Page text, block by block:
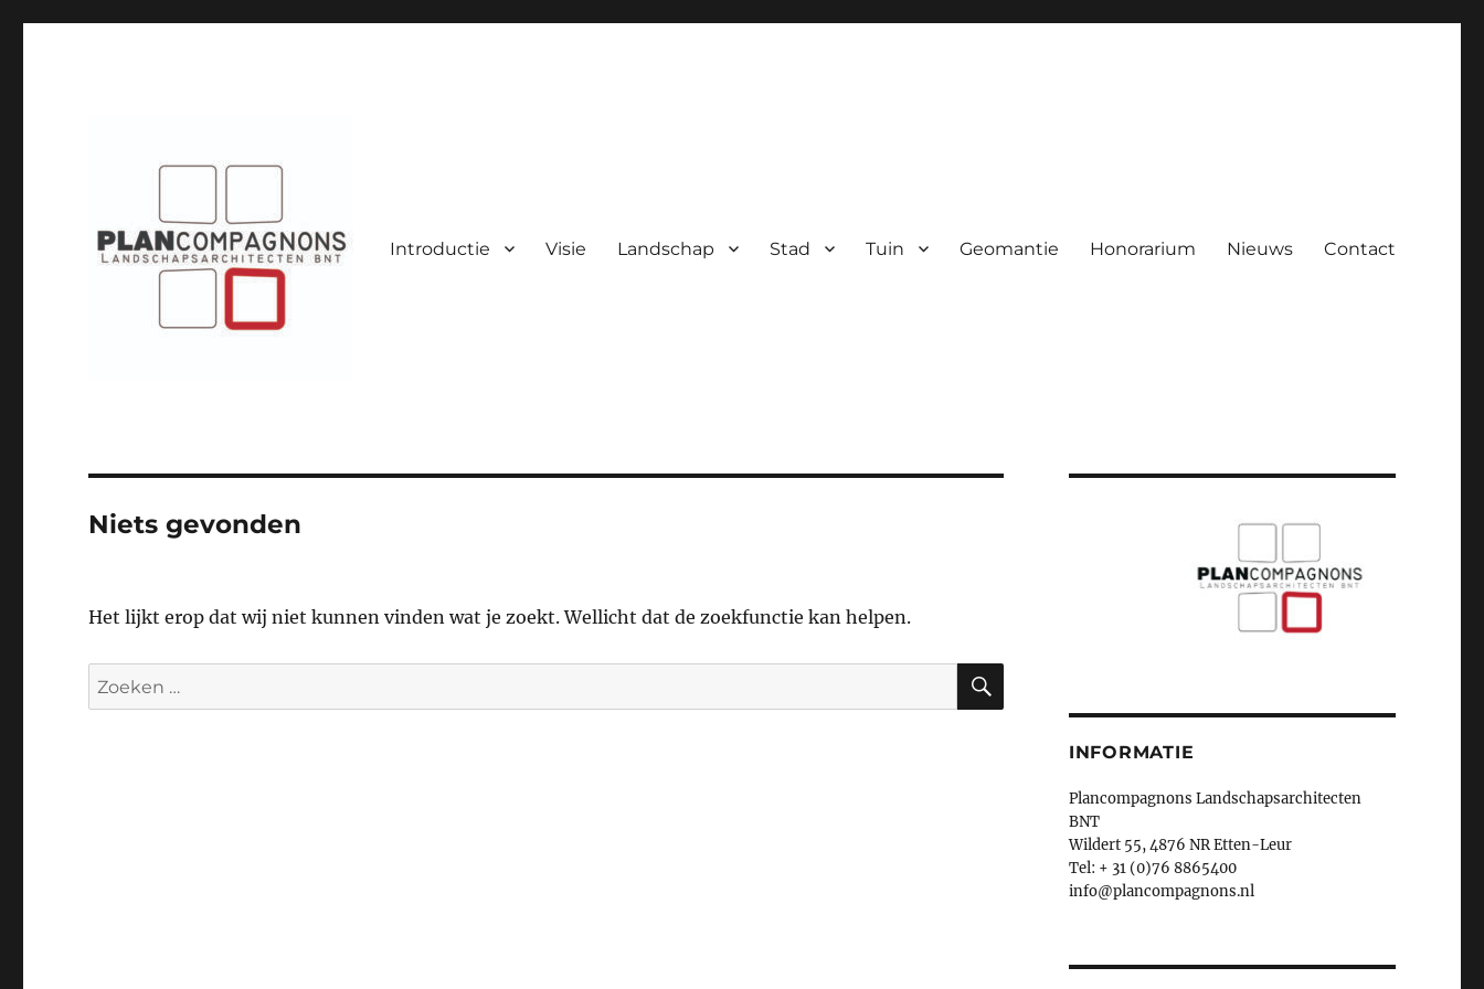
Introductie Visie Landschap Stad Tuin Geomantie Honorarium Nieuws Contact
Niets gevonden
Het lijkt erop dat wij niet kunnen vinden wat je zoekt. Wellicht dat de zoekfunctie kan helpen.
Zoeken
naar:
ZOEKEN
INFORMATIE
Plancompagnons Landschapsarchitecten
BNT
Wildert 55, 4876 NR Etten-Leur
Tel: + 31 (0)76 8865400
info@plancompagnons.nl